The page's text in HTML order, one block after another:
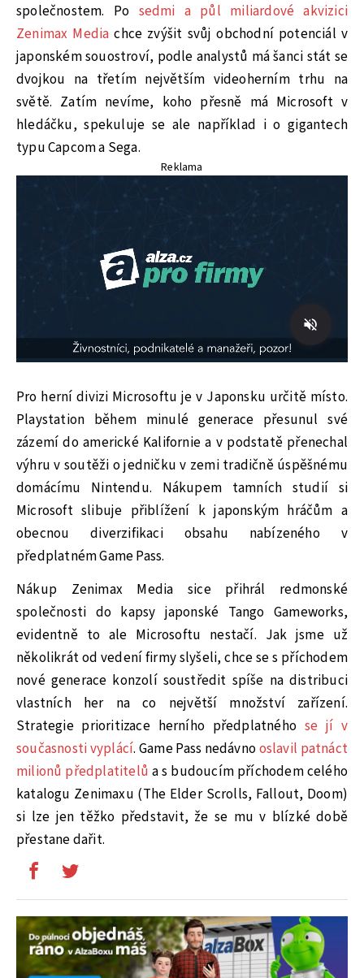
společnostem. Po sedmi a půl miliardové akvizici
Zenimax Media chce zvýšit svůj obchodní potenciál v
japonském souostroví, podle analystů má šanci stát se
dvojkou na třetím největším videoherním trhu na
světě. Zatím nevíme, koho přesně má Microsoft v
hledáčku, spekuluje se ale například i o gigantech
typu Capcom a Sega.
Reklama
Pro herní divizi Microsoftu je v Japonsku určitě místo.
Playstation během minulé generace přesunul své
zázemí do americké Kalifornie a v podstatě přenechal
výhru v soutěži o jedničku v zemi tradičně úspěšnému
domácímu Nintendu. Nákupem tamních studií si
Microsoft slibuje přiblížení k japonským hráčům a
obecnou diverzifikaci obsahu nabízeného v
předplatném Game Pass.
Nákup Zenimax Media sice přihrál redmonské
společnosti do kapsy japonské Tango Gameworks,
evidentně to ale Microsoftu nestačí. Jak jsme už
několikrát od vedení firmy slyšeli, chce se s příchodem
nové generace konzolí soustředit spíše na distribuci
vlastních her na co největší množství zařízení.
Strategie prioritizace herního předplatného se jí v
současnosti vyplácí. Game Pass nedávnooslavil patnáct
milionů předplatitelů a s budoucím příchodem celého
katalogu Zenimaxu (The Elder Scrolls, Fallout, Doom)
si lze jen těžko představit, že se mu v blízké době
přestane dařit.